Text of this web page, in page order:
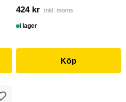
424 kr inkl. moms
I lager
Köp